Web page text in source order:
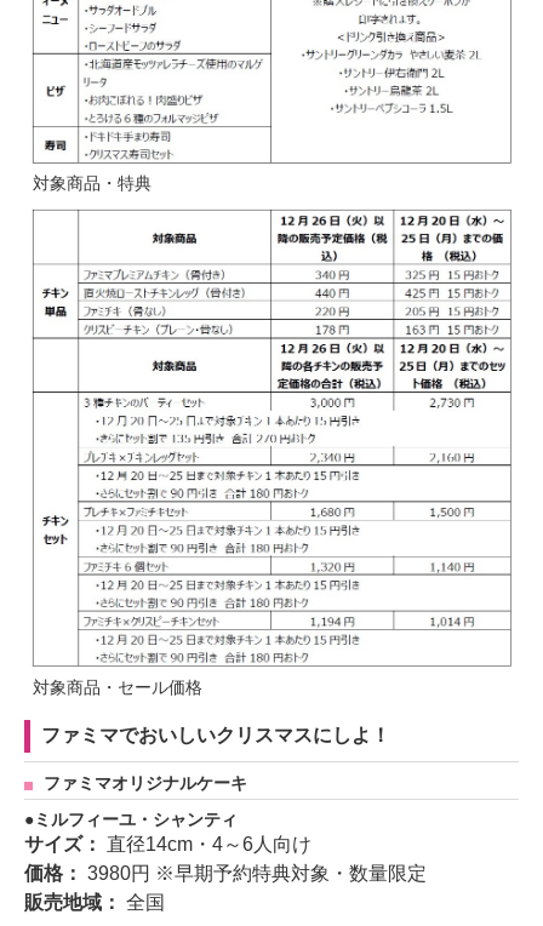
対象商品・特典
対象商品・セール価格
ファミマでおいしいクリスマスにしよ！
ファミマオリジナルケーキ
ミルフィーユ・シャンティ
サイズ： 直径14cm・4～6人向け
価格： 3980円 ※早期予約特典対象・数量限定
販売地域： 全国